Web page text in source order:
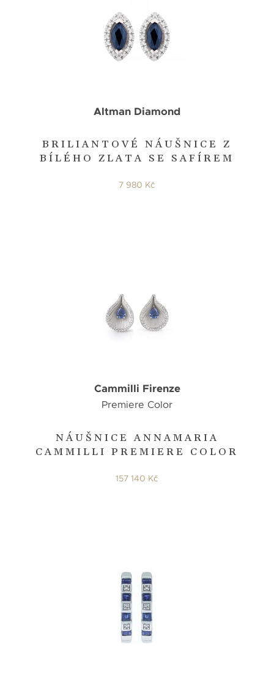
BRILIANTOVÉ NÁUŠNICE Z
BÍLÉHO ZLATA SE SAFÍREM
Altman Diamond
7 980 Kč
NÁUŠNICE ANNAMARIA
CAMMILLI PREMIERE COLOR
Cammilli Firenze
Premiere Color
157 140 Kč